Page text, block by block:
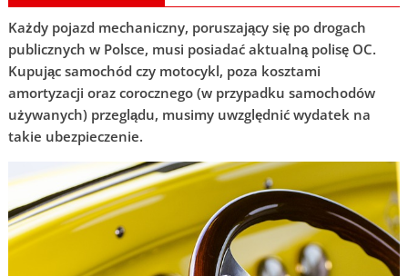
Każdy pojazd mechaniczny, poruszający się po drogach
publicznych w Polsce, musi posiadać aktualną polisę OC.
Kupując samochód czy motocykl, poza kosztami
amortyzacji oraz corocznego (w przypadku samochodów
używanych) przeglądu, musimy uwzględnić wydatek na
takie ubezpieczenie.